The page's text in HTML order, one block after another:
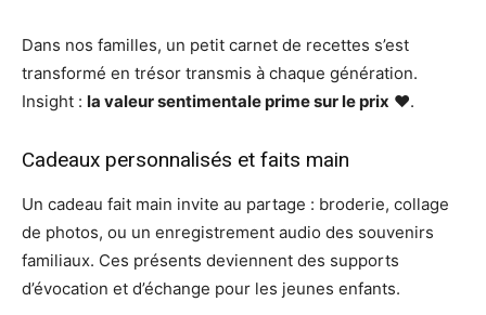
Dans nos familles, un petit carnet de recettes s’est
transformé en trésor transmis à chaque génération.
Insight : la valeur sentimentale prime sur le prix ❤️.
Cadeaux personnalisés et faits main
Un cadeau fait main invite au partage : broderie, collage
de photos, ou un enregistrement audio des souvenirs
familiaux. Ces présents deviennent des supports
d’évocation et d’échange pour les jeunes enfants.